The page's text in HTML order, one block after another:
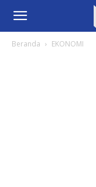
Beranda EKONOMI